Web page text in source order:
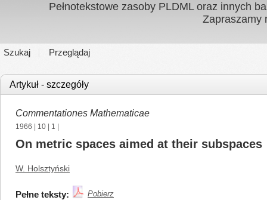
Pełnotekstowe zasoby PLDML oraz innych
Zapraszamy
Szukaj Przeglądaj
Artykuł - szczegóły
Commentationes Mathematicae
1966 10 1
On metric spaces aimed at their subspaces
W. Holsztyński
Pełne teksty: Pobierz